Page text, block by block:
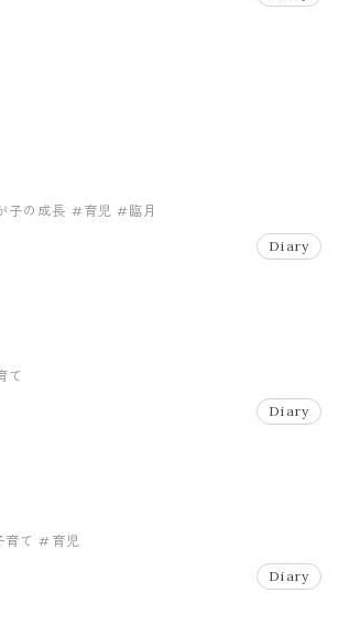
子の成長 #育児 #臨月
Diary
て
Diary
て #育児
Diary